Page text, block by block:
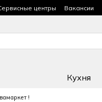
центры Вакансии
Кухня
!